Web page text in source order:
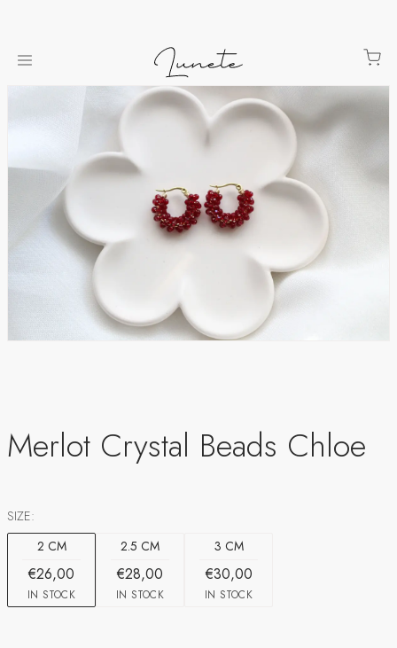
Merlot Crystal Beads Chloe
SIZE:
2 CM
€26,00
IN STOCK
2.5 CM
€28,00
IN STOCK
3 CM
€30,00
IN STOCK